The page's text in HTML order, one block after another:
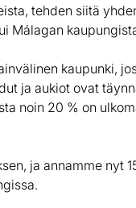
tehden siitä
Málagan
kaupunki,
ja aukiot ovat
noin 20 % on
ja annamme nyt